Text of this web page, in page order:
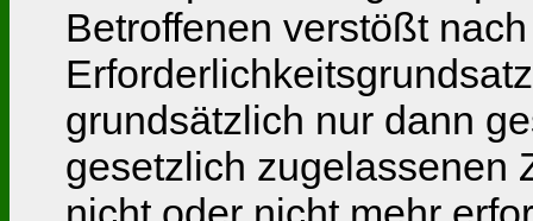
Betroffenen verstößt
grundsätzlich nur dann
gesetzlich zugelassenen